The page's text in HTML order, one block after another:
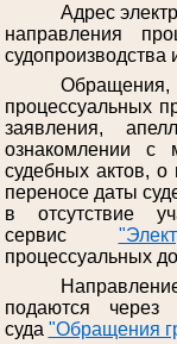
Адрес
направления
процессуальных
заявления,
ознакомлении с
судебных актов,
переносе даты
в отсутствие
сервис
процессуальных
подаются через
суда "Обращения